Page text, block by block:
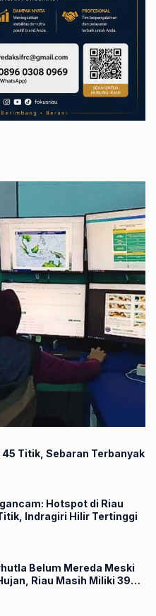
Titik, Sebaran Terbanyak
Hotspot di Riau
Indragiri Hilir Tertinggi
Belum Mereda Meski
Riau Masih Miliki 39